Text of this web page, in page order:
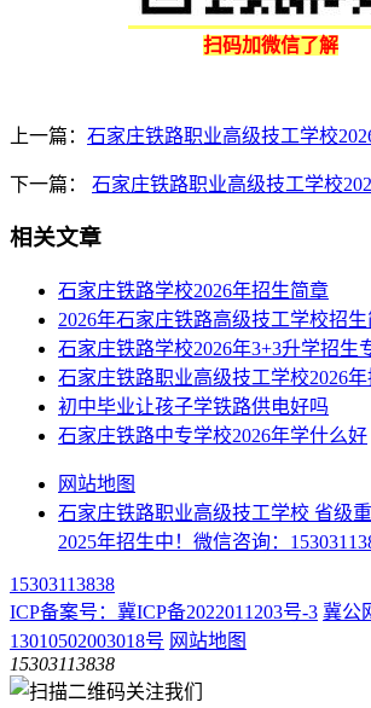
扫码加微信了解
上一篇： 石家庄铁路职业高级技工学校
下一篇： 石家庄铁路职业高级技工学校
相关文章
石家庄铁路学校2026年招生简章
2026年石家庄铁路高级技工学校招
石家庄铁路学校2026年3+3升学招生
石家庄铁路职业高级技工学校2026
初中毕业让孩子学铁路供电好吗
石家庄铁路中专学校2026年学什么好
网站地图
石家庄铁路职业高级技工学校 省级
2025年招生中！微信咨询：
15303113838
ICP备案号：冀ICP备2022011203号-3 冀公
13010502003018号 网站地图
15303113838